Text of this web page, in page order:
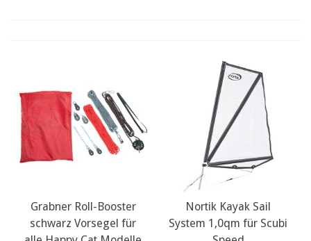
Grabner Roll-Booster
schwarz Vorsegel für
Nortik Kayak Sail
System 1,0qm für Scubi